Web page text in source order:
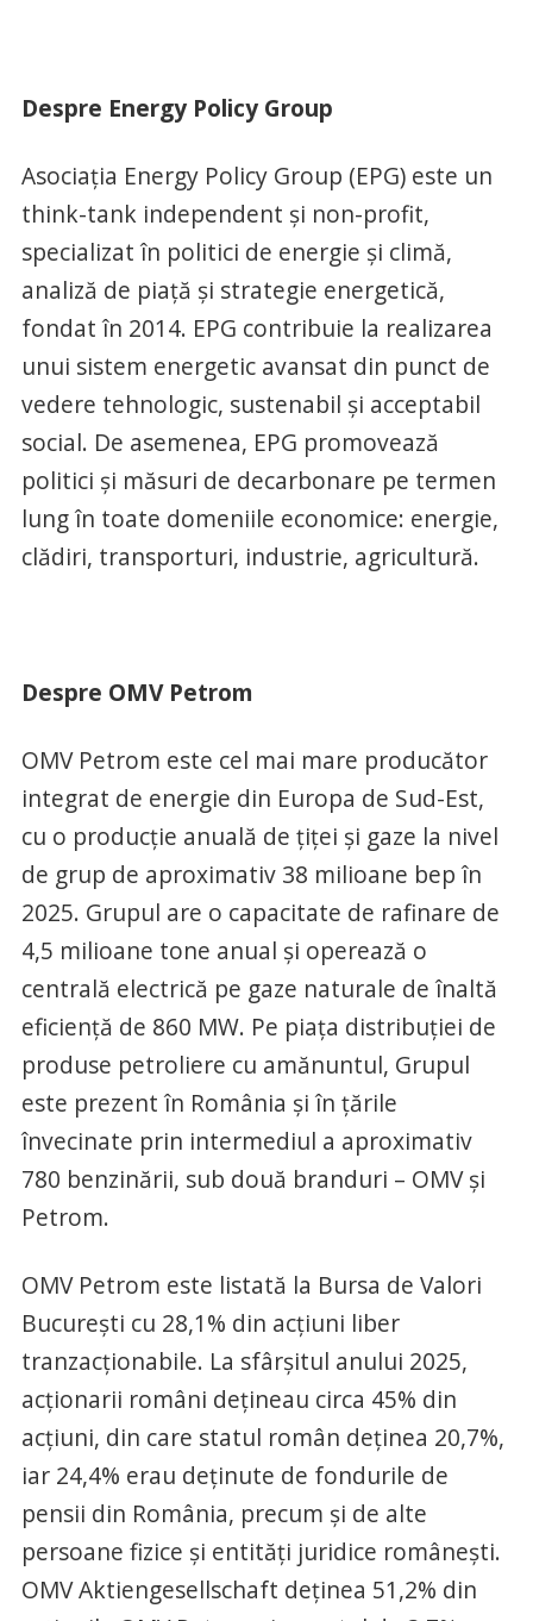
Despre Energy Policy Group
Asociația Energy Policy Group (EPG) este un
think-tank independent și non-profit,
specializat în politici de energie și climă,
analiză de piață și strategie energetică,
fondat în 2014. EPG contribuie la realizarea
unui sistem energetic avansat din punct de
vedere tehnologic, sustenabil și acceptabil
social. De asemenea, EPG promovează
politici și măsuri de decarbonare pe termen
lung în toate domeniile economice: energie,
clădiri, transporturi, industrie, agricultură.
Despre OMV Petrom
OMV Petrom este cel mai mare producător
integrat de energie din Europa de Sud-Est,
cu o producție anuală de țiței și gaze la nivel
de grup de aproximativ 38 milioane bep în
2025. Grupul are o capacitate de rafinare de
4,5 milioane tone anual și operează o
centrală electrică pe gaze naturale de înaltă
eficiență de 860 MW. Pe piața distribuției de
produse petroliere cu amănuntul, Grupul
este prezent în România și în țările
învecinate prin intermediul a aproximativ
780 benzinării, sub două branduri – OMV și
Petrom.
OMV Petrom este listată la Bursa de Valori
București cu 28,1% din acțiuni liber
tranzacționabile. La sfârșitul anului 2025,
acționarii români dețineau circa 45% din
acțiuni, din care statul român deținea 20,7%,
iar 24,4% erau deținute de fondurile de
pensii din România, precum și de alte
persoane fizice și entități juridice românești.
OMV Aktiengesellschaft deținea 51,2% din